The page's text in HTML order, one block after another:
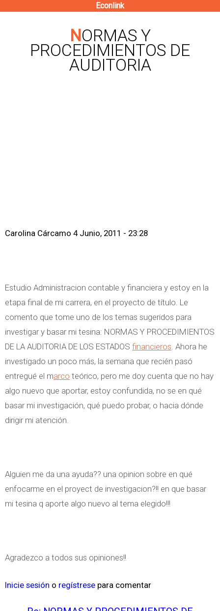
contenido
principal
Econlink
NORMAS Y
PROCEDIMIENTOS DE
AUDITORIA
Carolina Cárcamo 4 Junio, 2011 - 23:28
Estudio Administracion contable y financiera y estoy en la
etapa final de mi carrera, en el proyecto de título. Le
comento que tome uno de los temas sugeridos para
investigar y basar mi tesina: NORMAS Y PROCEDIMIENTOS
DE LA AUDITORIA DE LOS ESTADOS financieros . Ahora he
investigado un poco más, la semana que recién pasó
entregué el marco teórico, pero me doy cuenta que no hay
algo nuevo que aportar, estoy confundida, no se en qué
basar mi investigación, qué puedo probar, o hacia dónde
dirigir mi atención.
Alguien me da una ayuda?? una opinion sobre en qué
enfocarme en el proyect de investigacion?!! en que basar
mi tesina q aporte algo nuevo al tema elegido!!!
Agradezco a todos sus opiniones!!
Inicie sesión o regístrese para comentar